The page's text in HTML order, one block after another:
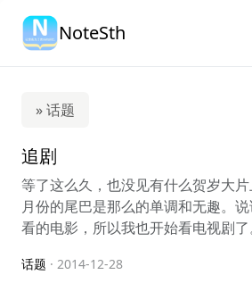
NoteSth
» 话题
追剧
等了这么久，也没见有什么贺岁大
月份的尾巴是那么的单调和无趣。
看的电影，所以我也开始看电视剧了
话题 · 2014-12-28